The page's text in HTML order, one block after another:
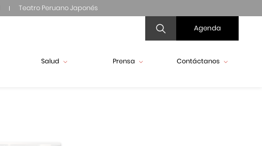
Teatro Peruano Japonés
Agenda
Salud Prensa Contáctanos